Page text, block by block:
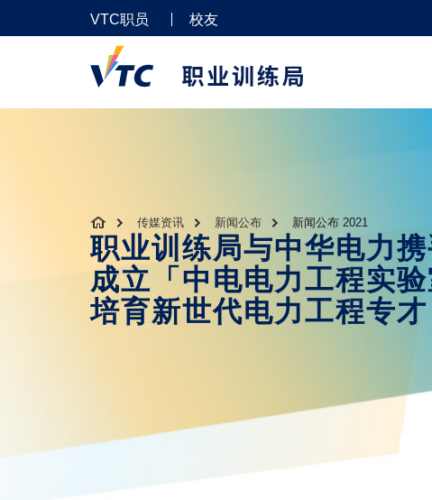
VTC职员 校友
传媒资讯 新闻公布 新闻公布 2021
职业训练局与中华电力
成立「中电电力工程实验
培育新世代电力工程专才